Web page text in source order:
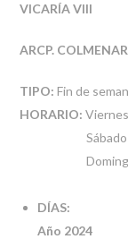
VICARÍA VIII
ARCP.
TIPO: Fin de
HORARIO:
Sábado de
Domingo de
DÍAS:
Año 2024